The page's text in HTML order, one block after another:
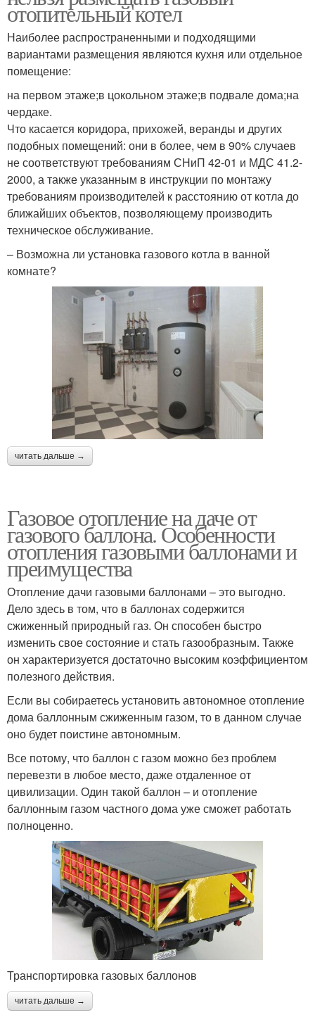
отопительный котел
Наиболее распространенными и подходящими
вариантами размещения являются кухня или отдельное
помещение:
на первом этаже;в цокольном этаже;в подвале дома;на
чердаке.
Что касается коридора, прихожей, веранды и других
подобных помещений: они в более, чем в 90% случаев
не соответствуют требованиям СНиП 42-01 и МДС 41.2-
2000, а также указанным в инструкции по монтажу
требованиям производителей к расстоянию от котла до
ближайших объектов, позволяющему производить
техническое обслуживание.
– Возможна ли установка газового котла в ванной
комнате?
читать дальше →
Газовое отопление на даче от
газового баллона. Особенности
отопления газовыми баллонами и
преимущества
Отопление дачи газовыми баллонами – это выгодно.
Дело здесь в том, что в баллонах содержится
сжиженный природный газ. Он способен быстро
изменить свое состояние и стать газообразным. Также
он характеризуется достаточно высоким коэффициентом
полезного действия.
Если вы собираетесь установить автономное отопление
дома баллонным сжиженным газом, то в данном случае
оно будет поистине автономным.
Все потому, что баллон с газом можно без проблем
перевезти в любое место, даже отдаленное от
цивилизации. Один такой баллон – и отопление
баллонным газом частного дома уже сможет работать
полноценно.
Транспортировка газовых баллонов
читать дальше →